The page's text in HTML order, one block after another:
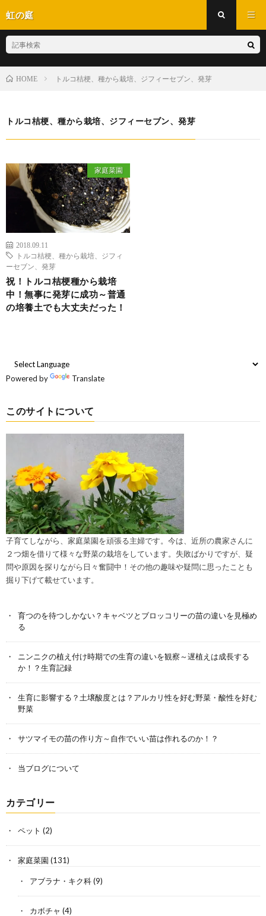
虹の庭
HOME トルコ桔梗、種から栽培、ジフィーセブン、発芽
トルコ桔梗、種から栽培、ジフィーセブン、発芽
家庭菜園
2018.09.11
トルコ桔梗、種から栽培、ジフィ
ーセブン、発芽
祝！トルコ桔梗種から栽培
中！無事に発芽に成功～普通
の培養土でも大丈夫だった！
Powered by Translate
このサイトについて
子育てしながら、家庭菜園を頑張る主婦です。今は、近所の農家さんに
２つ畑を借りて様々な野菜の栽培をしています。失敗ばかりですが、疑
問や原因を探りながら日々奮闘中！その他の趣味や疑問に思ったことも
掘り下げて載せています。
育つのを待つしかない？キャベツとブロッコリーの苗の違いを見極め
る
ニンニクの植え付け時期での生育の違いを観察～遅植えは成長する
か！？生育記録
生育に影響する？土壌酸度とは？アルカリ性を好む野菜・酸性を好む
野菜
サツマイモの苗の作り方～自作でいい苗は作れるのか！？
当ブログについて
カテゴリー
ペット (2)
家庭菜園 (131)
アブラナ・キク科(9)
カボチャ (4)